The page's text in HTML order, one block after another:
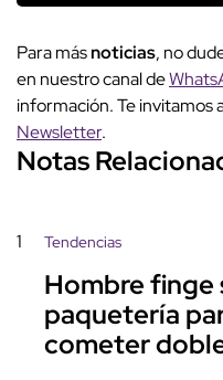
Para másnoticias, no
en nuestro canal de
información. Te invitamos
Newsletter.
Notas
1 Tendencias
Hombre finge
paquetería
cometer